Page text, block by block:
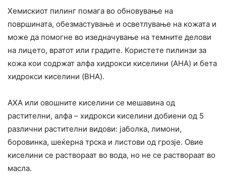
Хемискиот пилинг помага во обновување на
површината, обезмастување и осветлување на кожата и
може да помогне во изедначување на темните делови
на лицето, вратот или градите. Користете пилинзи за
кожа кои содржат алфа хидрокси киселини (AHA) и бета
хидрокси киселини (BHA).
АХА или овошните киселини се мешавина од
растителни, алфа – хидрокси киселини добиени од 5
различни растителни видови: јаболка, лимони,
боровинка, шеќерна трска и листови од грозје. Овие
киселини се раствораат во вода, но не се раствораат во
масла.